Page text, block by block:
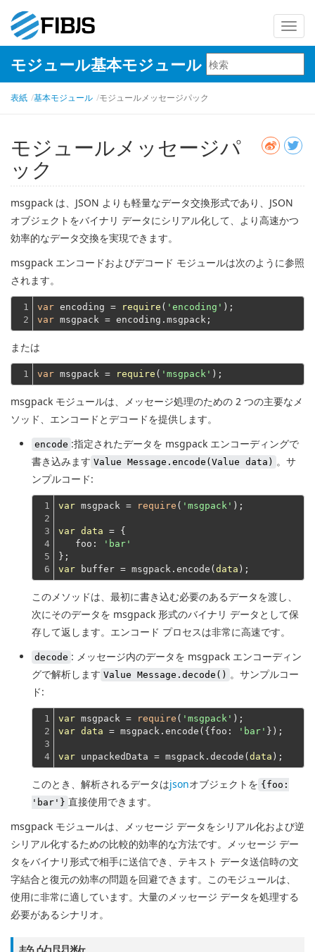
ナ
ビ
ー
ン
を
替
え
モジュール基本モジュール
表紙 基本モジュール モジュールメッセージパック
モジュールメッセージパ
ック
msgpack は、JSON よりも軽量なデータ交換形式であり、JSON
オブジェクトをバイナリ データにシリアル化して、より高速かつ
効率的なデータ交換を実現できます。
msgpack エンコードおよびデコード モジュールは次のように参照
されます。
1
2
var encoding = require ( 'encoding'
var
または
1 var msgpack = require ( 'msgpack'
msgpack モジュールは、メッセージ処理のための 2 つの主要なメ
ソッド、エンコードとデコードを提供します。
encode :指定されたデータを msgpack エンコーディングで
書き込みます Value Message.encode(Value data) 。サ
ンプルコード:
1
2
3
4
5
6
var msgpack = require ( 'msgpack' );
var data = {
   foo:
'bar'
};
var buffer = msgpack.encode( data
このメソッドは、最初に書き込む必要のあるデータを渡し、
次にそのデータを msgpack 形式のバイナリ データとして保
存して返します。エンコード プロセスは非常に高速です。
decode : メッセージ内のデータを msgpack エンコーディン
グで解析します Value Message.decode() 。サンプルコー
ド:
1
2
3
4
var msgpack = require ( 'msgpack'
var data = msgpack.encode({foo: 'bar' });
var unpackedData = msgpack.decode( data
このとき、解析されるデータはjsonオブジェクトを {foo:
'bar'} 直接使用できます。
msgpack モジュールは、メッセージ データをシリアル化および逆
シリアル化するための比較的効率的な方法です。メッセージ デー
タをバイナリ形式で相手に送信でき、テキスト データ送信時の文
字結合と復元の効率の問題を回避できます。このモジュールは、
使用に非常に適しています。大量のメッセージ データを処理する
必要があるシナリオ。